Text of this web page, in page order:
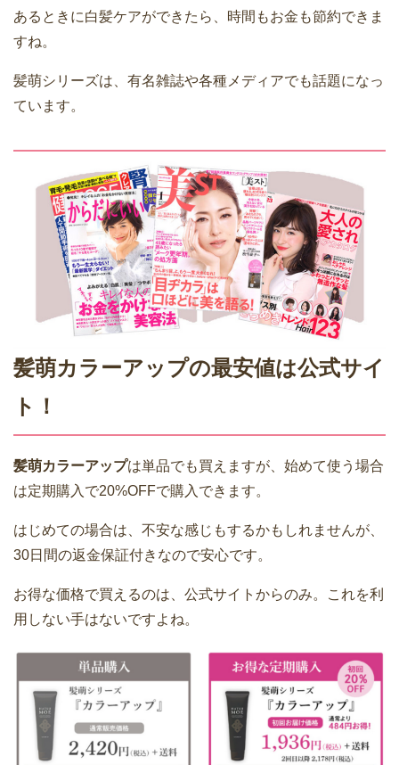
あるときに白髪ケアができたら、時間もお金も節約できま
すね。
髪萌シリーズは、有名雑誌や各種メディアでも話題になっ
ています。
髪萌カラーアップの最安値は公式サイ
ト！
髪萌カラーアップは単品でも買えますが、始めて使う場合
は定期購入で20%OFFで購入できます。
はじめての場合は、不安な感じもするかもしれませんが、
30日間の返金保証付きなので安心です。
お得な価格で買えるのは、公式サイトからのみ。これを利
用しない手はないですよね。